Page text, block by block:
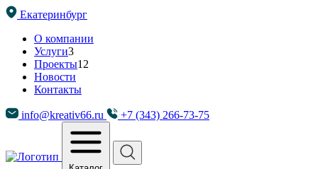
Екатеринбург
О компании
Услуги3
Проекты12
Новости
Контакты
info@kreativ66.ru +7 (343) 266-73-75